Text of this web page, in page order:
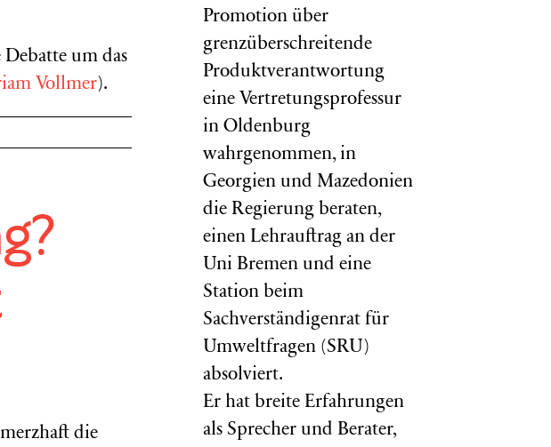
um das
Vollmer).
die
Promotion über
grenzüberschreitende
Produktverantwortung
eine Vertretungsprofessur
in Oldenburg
wahrgenommen, in
Georgien und Mazedonien
die Regierung beraten,
einen Lehrauftrag an der
Uni Bremen und eine
Station beim
Sachverständigenrat für
Umweltfragen (SRU )
absolviert.
Er hat breite Erfahrungen
als Sprecher und Berater,